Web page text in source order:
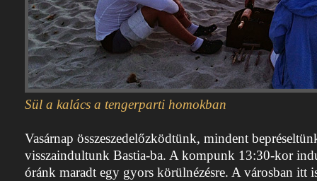
Sül a kalács a tengerparti homokban
Vasárnap összeszedelőzködtünk, mindent
visszaindultunk Bastia-ba. A kompunk 13:30-kor
óránk maradt egy gyors körülnézésre. A városban itt